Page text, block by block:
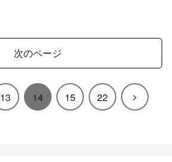
次のページ
13 14 15 22
次